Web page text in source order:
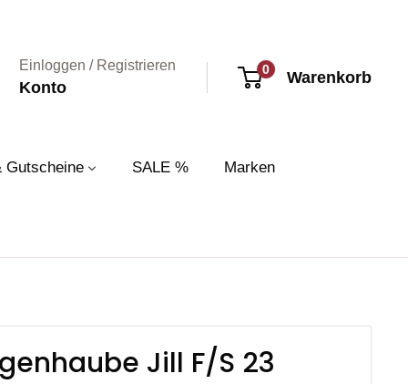
Einloggen / Registrieren
Konto
0 Warenkorb
Gutscheine SALE % Marken
Jill F/S 23